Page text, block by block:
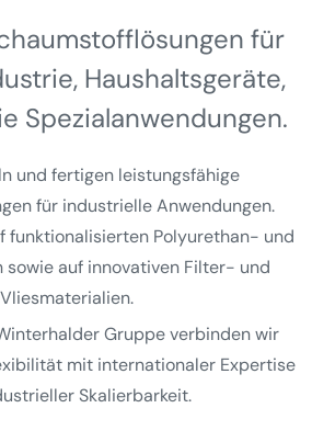
für
Haushalts­geräte,
Spezial­anwendungen.
und fertigen leistungsfähige
für industrielle Anwendungen.
funktionalisierten Polyurethan- und
sowie auf innovativen Filter- und
Vliesmaterialien.
Gruppe verbinden wir
mit internationaler Expertise
Skalierbarkeit.